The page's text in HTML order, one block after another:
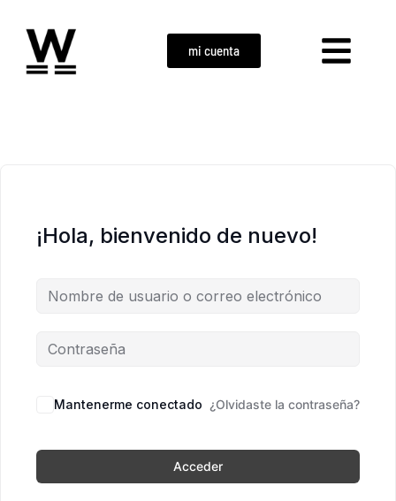
mi cuenta
¡Hola, bienvenido de nuevo!
Mantenerme conectado ¿Olvidaste la contraseña?
Acceder